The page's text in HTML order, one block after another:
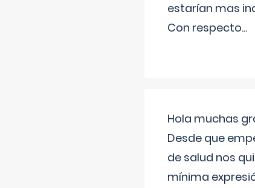
estarían mas
Con respecto...
Hola muchas
Desde que
de salud nos
mínima